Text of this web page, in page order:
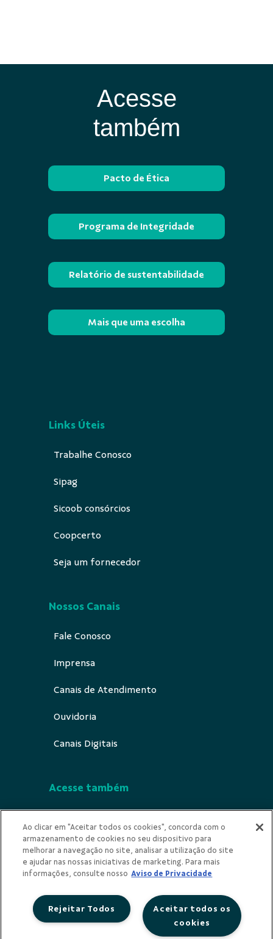
Acesse
também
Pacto de Ética
Programa de Integridade
Relatório de sustentabilidade
Mais que uma escolha
Links Úteis
Trabalhe Conosco
Sipag
Sicoob consórcios
Coopcerto
Seja um fornecedor
Nossos Canais
Fale Conosco
Imprensa
Canais de Atendimento
Ouvidoria
Canais Digitais
Acesse também
Indícios de Ilícitude
Privacidade
Ao clicar em "Aceitar todos os cookies", concorda com o
armazenamento de cookies no seu dispositivo para
melhorar a navegação no site, analisar a utilização do site
e ajudar nas nossas iniciativas de marketing. Para mais
informações, consulte nosso Aviso de Privacidade
Aceitar todos os
cookies
Rejeitar Todos